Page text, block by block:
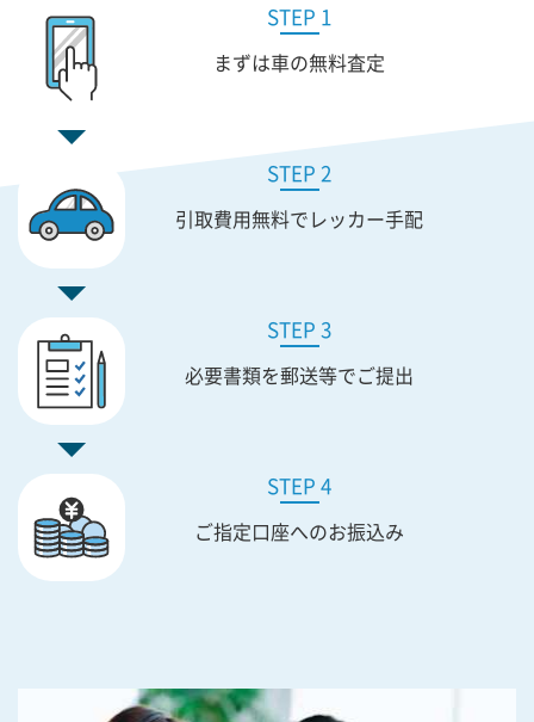
STEP 1
まずは車の無料査定
STEP 2
引取費用無料でレッカー手配
STEP 3
必要書類を郵送等でご提出
STEP 4
ご指定口座へのお振込み